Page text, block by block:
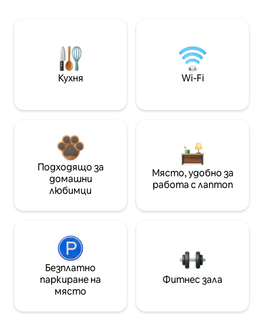
Кухня Wi-Fi
Подходящо за
домашни
любимци
Място, удобно за
работа с лаптоп
Безплатно
паркиране на
място
Фитнес зала